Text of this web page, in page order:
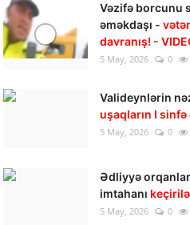
Vəzifə borcunu
əməkdaşı -
davranış! -
5 May, 2026 0
Valideynlərin
uşaqların I
5 May, 2026 0
Ədliyyə
imtahanı
5 May, 2026 0